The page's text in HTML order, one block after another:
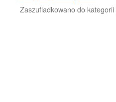
Zaszufladkowano do kategorii